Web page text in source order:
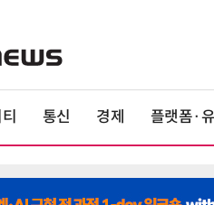
통신 경제 플랫폼·